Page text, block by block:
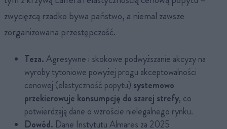
zwycięzcą rzadko bywa państwo, a niemal zawsze
zorganizowana przestępczość.
Teza.Agresywne i skokowe podwyższanie akcyzy na
wyroby tytoniowe powyżej progu akceptowalności
cenowej (elastyczność popytu) systemowo
przekierowuje konsumpcję do szarej strefy, co
potwierdzają dane o wzroście nielegalnego rynku.
Dowód. Dane Instytutu Almares za 2025